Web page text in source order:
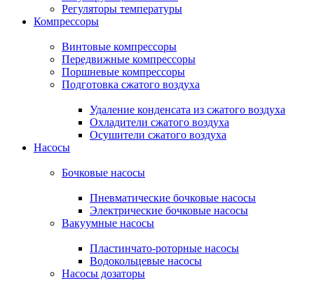
Регуляторы температуры
Компрессоры
Винтовые компрессоры
Передвижные компрессоры
Поршневые компрессоры
Подготовка сжатого воздуха
Удаление конденсата из сжатого воздуха
Охладители сжатого воздуха
Осушители сжатого воздуха
Насосы
Бочковые насосы
Пневматические бочковые насосы
Электрические бочковые насосы
Вакуумные насосы
Пластинчато-роторные насосы
Водокольцевые насосы
Насосы дозаторы